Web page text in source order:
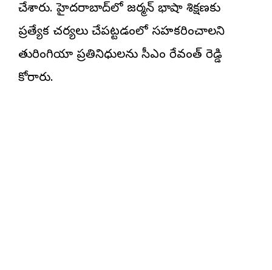
చేశారు. హైదరాబాద్‌లో జర్మన్ భాషా శిక్షణకు
ప్రత్యేక చర్యలు చేపట్టడంలో సహకరించాలని
తురింగియా ప్రతినిధులను సీఎం రేవంత్ రెడ్డి
కోరారు.